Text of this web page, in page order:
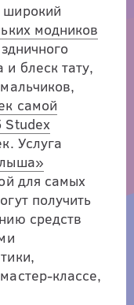
модников
блеск тату,
самой
Studex
Услуга
для самых
получить
средств
мастер-классе,